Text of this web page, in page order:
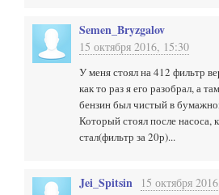
Semen_Bryzgalov
15 октября 2016, 15:30
У меня стоял на 412 фильтр
как то раз я его разобрал, а
бензин был чистый в
Который стоял после насоса,
стал(фильтр за 20р)...
Jei_Spitsin 15 октября